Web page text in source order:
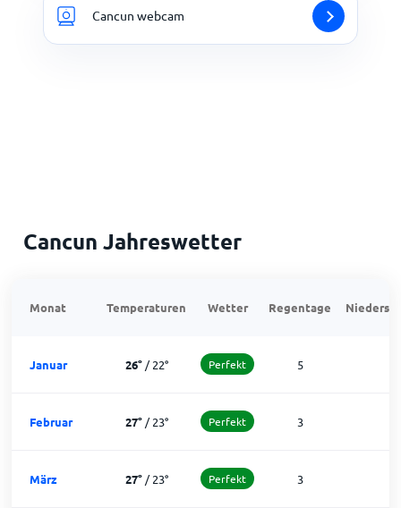
Cancun webcam
Cancun Jahreswetter
Monat Temperaturen Wetter Regentage
Januar 26°/22° Perfekt 5
Februar 27°/23° Perfekt 3
März 27°/23° Perfekt 3